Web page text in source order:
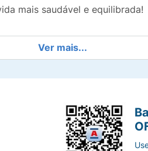
mais saudável e equilibrada!
Ver mais...